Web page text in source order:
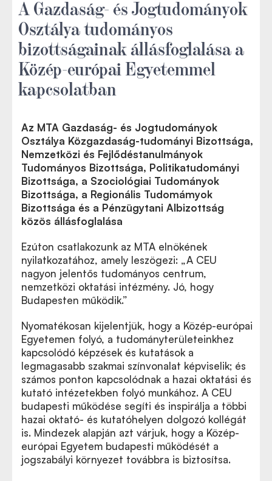
A Gazdaság- és Jogtudományok
Osztálya tudományos
bizottságainak állásfoglalása a
Közép-európai Egyetemmel
kapcsolatban
Az MTA Gazdaság- és Jogtudományok
Osztálya Közgazdaság-tudományi Bizottsága,
Nemzetközi és Fejlődéstanulmányok
Tudományos Bizottsága, Politikatudományi
Bizottsága, a Szociológiai Tudományok
Bizottsága, a Regionális Tudomámyok
Bizottsága és a Pénzügytani Albizottság
közös állásfoglalása
Ezúton csatlakozunk az MTA elnökének
nyilatkozatához, amely leszögezi: „A CEU
nagyon jelentős tudományos centrum,
nemzetközi oktatási intézmény. Jó, hogy
Budapesten működik.”
Nyomatékosan kijelentjük, hogy a Közép-európai
Egyetemen folyó, a tudományterületeinkhez
kapcsolódó képzések és kutatások a
legmagasabb szakmai színvonalat képviselik; és
számos ponton kapcsolódnak a hazai oktatási és
kutató intézetekben folyó munkához. A CEU
budapesti működése segíti és inspirálja a többi
hazai oktató- és kutatóhelyen dolgozó kollégát
is. Mindezek alapján azt várjuk, hogy a Közép-
európai Egyetem budapesti működését a
jogszabályi környezet továbbra is biztosítsa.